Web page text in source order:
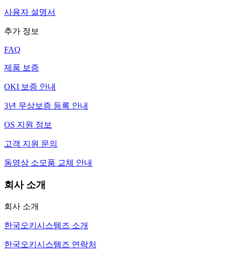
사용자 설명서
추가 정보
FAQ
제품 보증
OKI 보증 안내
3년 무상보증 등록 안내
OS 지원 정보
고객 지원 문의
동영상 소모품 교체 안내
회사 소개
회사 소개
한국오키시스템즈 소개
한국오키시스템즈 연락처